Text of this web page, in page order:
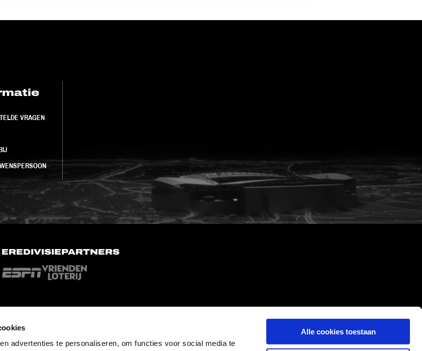
advertenties te personaliseren, om functies voor social media te
Alle cookies toestaan
VRAGEN
EREDIVISIEPARTNERS